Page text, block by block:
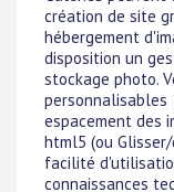
création de site
hébergement
disposition un
stockage photo.
personnalisables
espacement des
html5 (ou
facilité
connaissances